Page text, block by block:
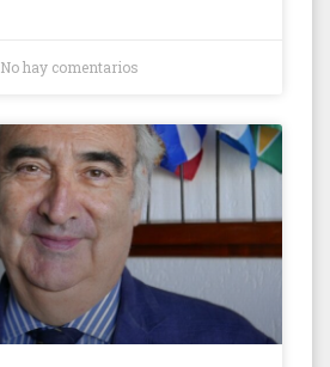
No hay comentarios